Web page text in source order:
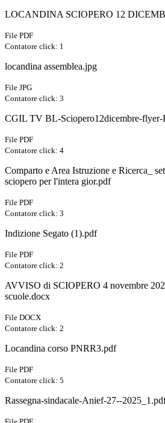
LOCANDINA SCIOPERO 12
File PDF
Contatore click: 1
locandina assemblea.jpg
File JPG
Contatore click: 3
CGIL TV BL-Sciopero12dicembre-
File PDF
Contatore click: 4
Comparto e Area Istruzione e Ricerca_
sciopero per l'intera gior.pdf
File PDF
Contatore click: 3
Indizione Segato (1).pdf
File PDF
Contatore click: 2
AVVISO di SCIOPERO 4 novembre
scuole.docx
File DOCX
Contatore click: 2
Locandina corso PNRR3.pdf
File PDF
Contatore click: 5
Rassegna-sindacale-Anief-27--